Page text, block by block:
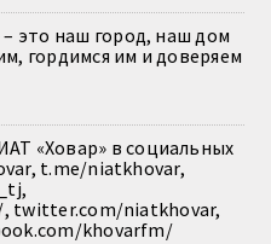
это наш город, наш дом
гордимся им и доверяем
«Ховар» в социальных
t.me/niatkhovar,
twitter.com/niatkhovar,
khovarfm/